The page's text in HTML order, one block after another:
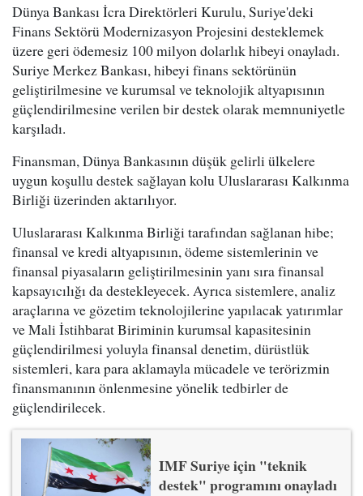
Dünya Bankası İcra Direktörleri Kurulu, Suriye'deki
Finans Sektörü Modernizasyon Projesini desteklemek
üzere geri ödemesiz 100 milyon dolarlık hibeyi onayladı.
Suriye Merkez Bankası, hibeyi finans sektörünün
geliştirilmesine ve kurumsal ve teknolojik altyapısının
güçlendirilmesine verilen bir destek olarak memnuniyetle
karşıladı.
Finansman, Dünya Bankasının düşük gelirli ülkelere
uygun koşullu destek sağlayan kolu Uluslararası Kalkınma
Birliği üzerinden aktarılıyor.
Uluslararası Kalkınma Birliği tarafından sağlanan hibe;
finansal ve kredi altyapısının, ödeme sistemlerinin ve
finansal piyasaların geliştirilmesinin yanı sıra finansal
kapsayıcılığı da destekleyecek. Ayrıca sistemlere, analiz
araçlarına ve gözetim teknolojilerine yapılacak yatırımlar
ve Mali İstihbarat Biriminin kurumsal kapasitesinin
güçlendirilmesi yoluyla finansal denetim, dürüstlük
sistemleri, kara para aklamayla mücadele ve terörizmin
finansmanının önlenmesine yönelik tedbirler de
güçlendirilecek.
IMF Suriye için "teknik
destek" programını onayladı